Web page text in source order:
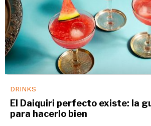
DRINKS
El Daiquiri perfecto existe: la
para hacerlo bien